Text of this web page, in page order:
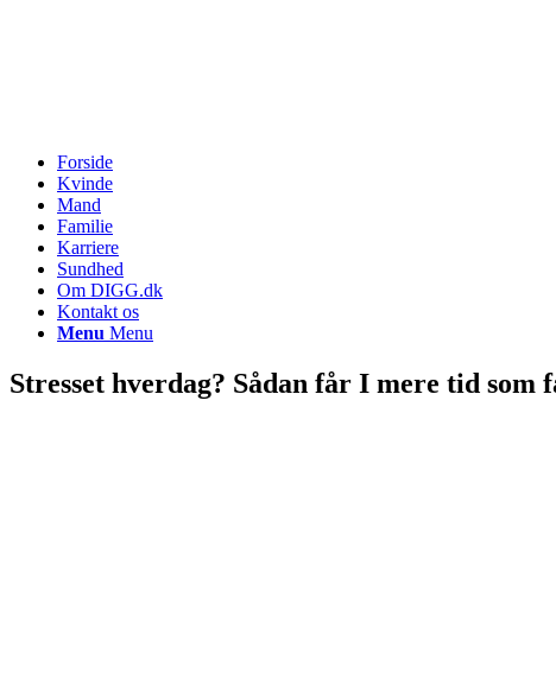
Forside
Kvinde
Mand
Familie
Karriere
Sundhed
Om DIGG.dk
Kontakt os
Menu Menu
Stresset hverdag? Sådan får I mere tid som